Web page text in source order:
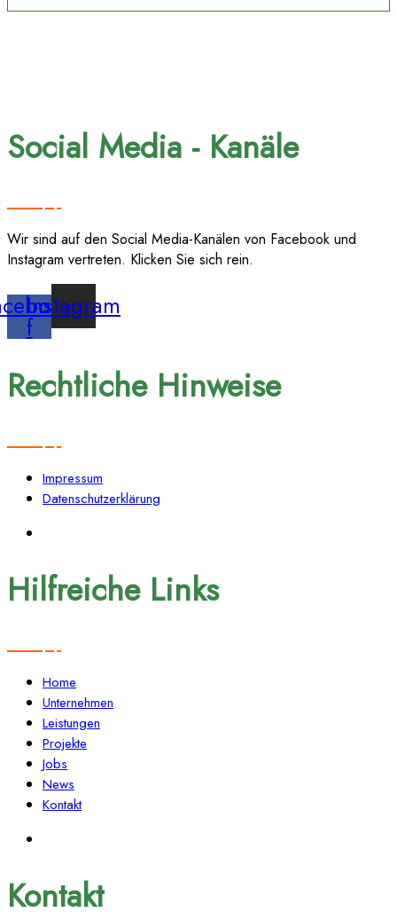
Social Media - Kanäle
Wir sind auf den Social Media-Kanälen von Facebook und
Instagram vertreten. Klicken Sie sich rein.
f
Instagram
Rechtliche Hinweise
Impressum
Datenschutzerklärung
Hilfreiche Links
Home
Unternehmen
Leistungen
Projekte
Jobs
News
Kontakt
Kontakt